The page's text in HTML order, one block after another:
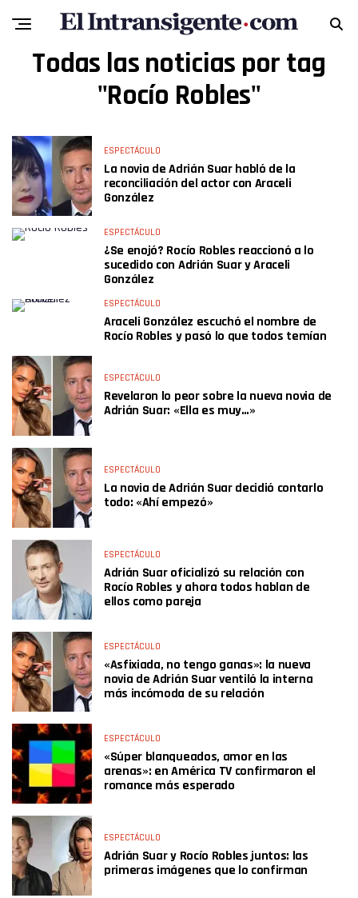
Todas las noticias por tag
"Rocío Robles"
ESPECTÁCULO
La novia de Adrián Suar habló de la
reconciliación del actor con Araceli
González
ESPECTÁCULO
¿Se enojó? Rocío Robles reaccionó a lo
sucedido con Adrián Suar y Araceli
González
ESPECTÁCULO
Araceli González escuchó el nombre de
Rocío Robles y pasó lo que todos temían
ESPECTÁCULO
Revelaron lo peor sobre la nueva novia de
Adrián Suar: «Ella es muy…»
ESPECTÁCULO
La novia de Adrián Suar decidió contarlo
todo: «Ahí empezó»
ESPECTÁCULO
Adrián Suar oficializó su relación con
Rocío Robles y ahora todos hablan de
ellos como pareja
ESPECTÁCULO
«Asfixiada, no tengo ganas»: la nueva
novia de Adrián Suar ventiló la interna
más incómoda de su relación
ESPECTÁCULO
«Súper blanqueados, amor en las
arenas»: en América TV confirmaron el
romance más esperado
ESPECTÁCULO
Adrián Suar y Rocío Robles juntos: las
primeras imágenes que lo confirman